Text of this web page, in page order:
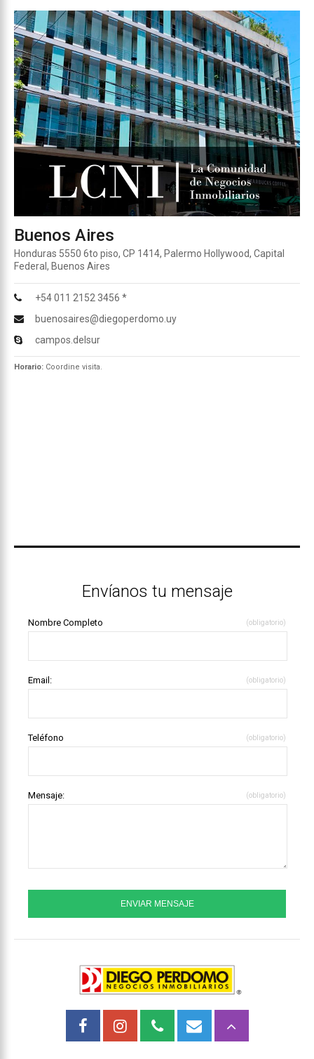
Buenos Aires
Honduras 5550 6to piso, CP 1414, Palermo Hollywood, Capital
Federal, Buenos Aires
+54 011 2152 3456 *
buenosaires@diegoperdomo.uy
campos.delsur
Horario: Coordine visita.
Envíanos tu mensaje
Nombre Completo (obligatorio)
Email: (obligatorio)
Teléfono (obligatorio)
Mensaje: (obligatorio)